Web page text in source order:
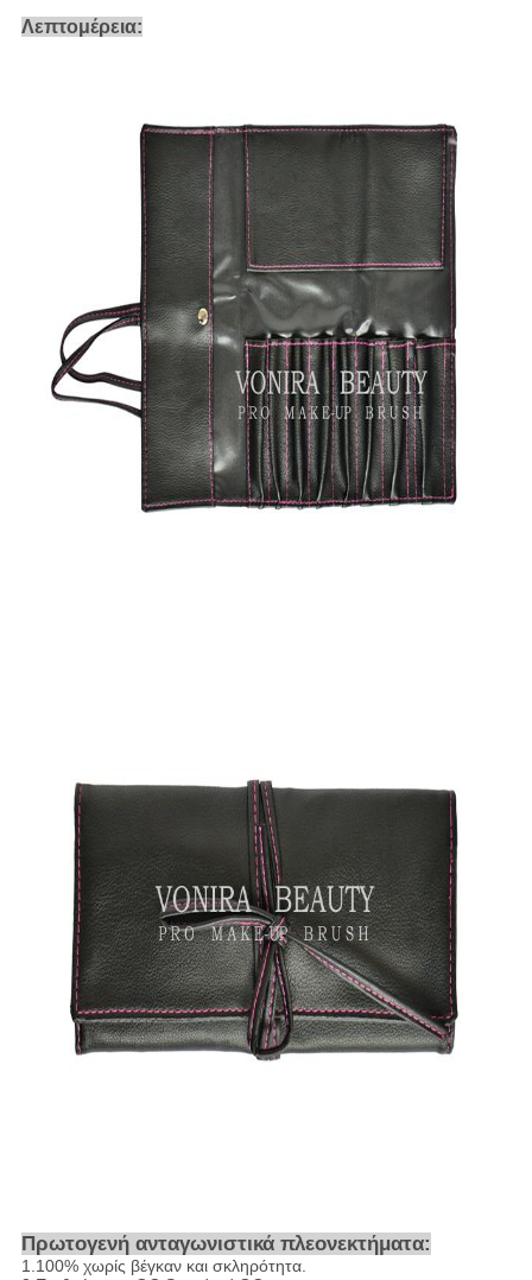
Λεπτομέρεια:
Πρωτογενή ανταγωνιστικά πλεονεκτήματα:
1.100% χωρίς βέγκαν και σκληρότητα.